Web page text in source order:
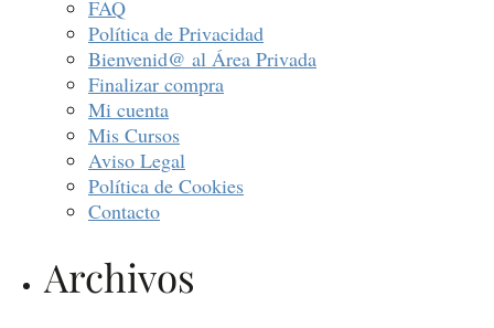
FAQ
Política de Privacidad
Bienvenid@ al Área Privada
Finalizar compra
Mi cuenta
Mis Cursos
Aviso Legal
Política de Cookies
Contacto
Archivos